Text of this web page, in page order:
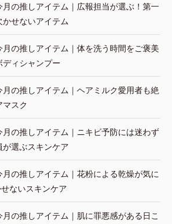
の推しアイテム｜広報担当が選ぶ！第一
せないアイテム
の推しアイテム｜体を洗う時間をご褒美
ディシャンプー
の推しアイテム｜ヘアミルク愛用者も絶
スク
の推しアイテム｜ニキビ予防には迷わず
選ぶスキンケア
の推しアイテム｜花粉による乾燥が気に
ないスキンケア
の推しアイテム｜肌に罪悪感がある日こ